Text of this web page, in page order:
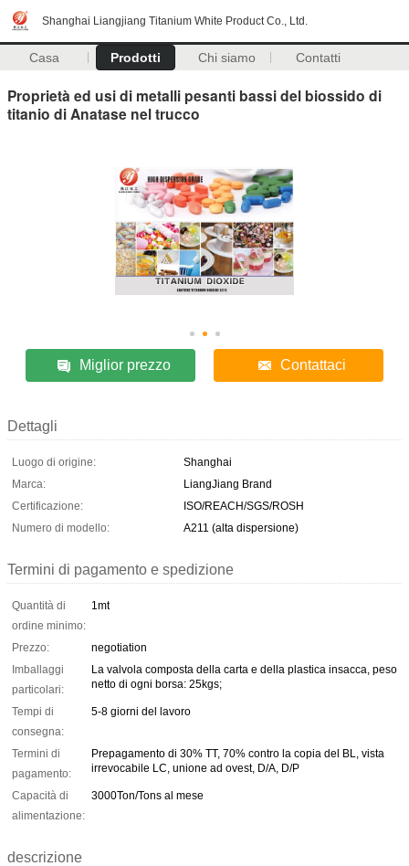
Shanghai Liangjiang Titanium White Product Co., Ltd.
Casa Prodotti Chi siamo Contatti
Proprietà ed usi di metalli pesanti bassi del biossido di
titanio di Anatase nel trucco
Miglior prezzo Contattaci
Dettagli
Luogo di origine:
Shanghai
Marca:
LiangJiang Brand
Certificazione:
ISO/REACH/SGS/ROSH
Numero di modello:
A211 (alta dispersione)
Termini di pagamento e spedizione
Quantità di
ordine minimo:
1mt
Prezzo:
negotiation
Imballaggi
particolari:
La valvola composta della carta e della plastica insacca, peso
netto di ogni borsa: 25kgs;
Tempi di
consegna:
5-8 giorni del lavoro
Termini di
pagamento:
Prepagamento di 30% TT, 70% contro la copia del BL, vista
irrevocabile LC, unione ad ovest, D/A, D/P
Capacità di
alimentazione:
3000Ton/Tons al mese
descrizione